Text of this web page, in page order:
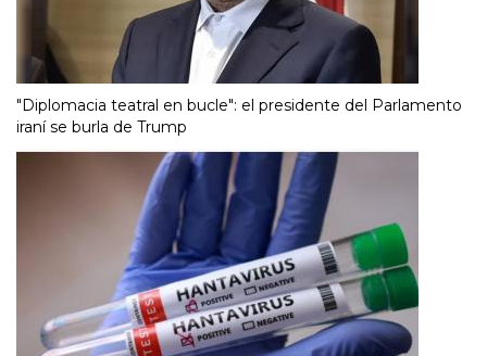
"Diplomacia teatral en bucle": el presidente del Parlamento
iraní se burla de Trump